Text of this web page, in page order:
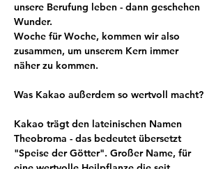
unsere Berufung leben - dann geschehen
Wunder.
Woche für Woche, kommen wir also
zusammen, um unserem Kern immer
näher zu kommen.
Was Kakao außerdem so wertvoll macht?
Kakao trägt den lateinischen Namen
Theobroma - das bedeutet übersetzt
"Speise der Götter". Großer Name, für